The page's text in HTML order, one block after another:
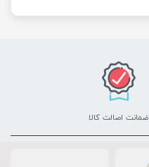
ضمانت اصالت کالا